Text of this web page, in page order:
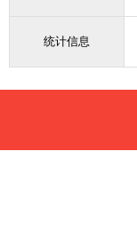
统计信息